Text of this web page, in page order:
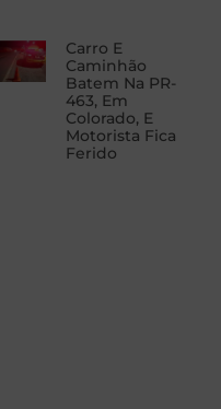
Carro E
Caminhão
Batem Na PR-
463, Em
Colorado, E
Motorista Fica
Ferido